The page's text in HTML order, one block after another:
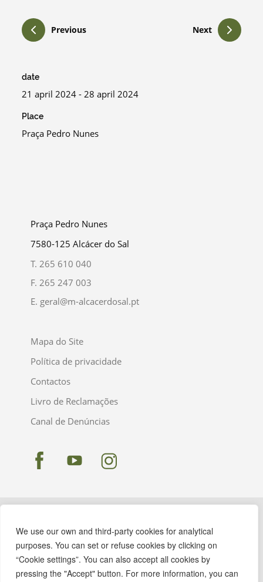
We use our own and third-party cookies for analytical
purposes. You can set or refuse cookies by clicking on
“Cookie settings”. You can also accept all cookies by
pressing the "Accept" button. For more information, you can
Previous Next
date
21 april 2024 - 28 april 2024
Place
Praça Pedro Nunes
Praça Pedro Nunes
7580-125 Alcácer do Sal
T. 265 610 040
F. 265 247 003
E. geral@m-alcacerdosal.pt
Mapa do Site
Política de privacidade
Contactos
Livro de Reclamações
Canal de Denúncias